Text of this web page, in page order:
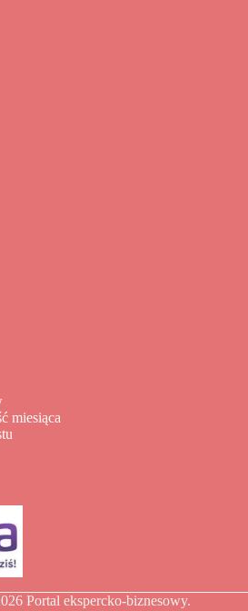
miesiąca
Portal ekspercko-biznesowy.